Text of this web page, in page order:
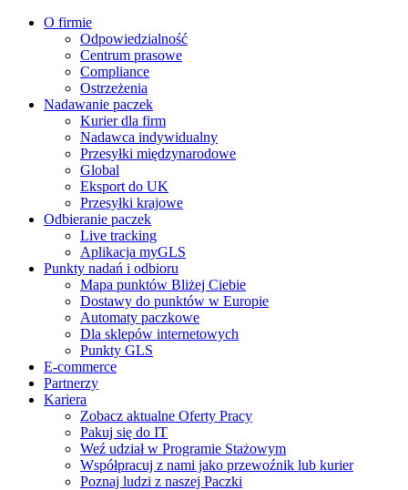
O firmie
Odpowiedzialność
Centrum prasowe
Compliance
Ostrzeżenia
Nadawanie paczek
Kurier dla firm
Nadawca indywidualny
Przesyłki międzynarodowe
Global
Eksport do UK
Przesyłki krajowe
Odbieranie paczek
Live tracking
Aplikacja myGLS
Punkty nadań i odbioru
Mapa punktów Bliżej Ciebie
Dostawy do punktów w Europie
Automaty paczkowe
Dla sklepów internetowych
Punkty GLS
E-commerce
Partnerzy
Kariera
Zobacz aktualne Oferty Pracy
Pakuj się do IT
Weź udział w Programie Stażowym
Współpracuj z nami jako przewoźnik lub kurier
Poznaj ludzi z naszej Paczki